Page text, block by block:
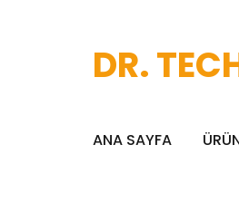
DR.
ANA SAYFA